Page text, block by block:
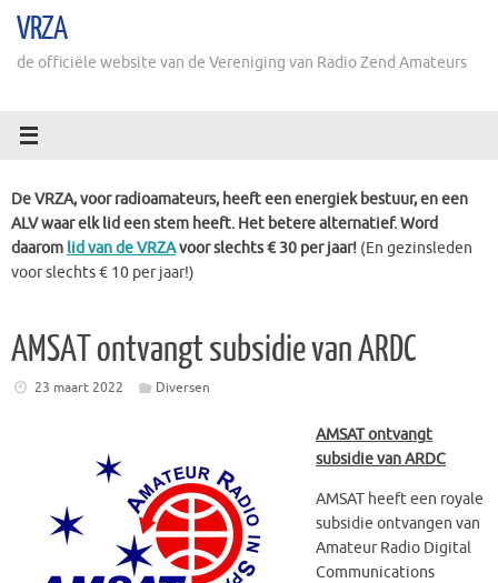
naarVRZA
de officiële website van de Vereniging van Radio Zend Amateurs
De VRZA, voor radioamateurs, heeft een energiek bestuur, en een
ALV waar elk lid een stem heeft. Het betere alternatief. Word
daarom lid van de VRZAvoor slechts € 30 per jaar! (En gezinsleden
voor slechts € 10 per jaar!)
AMSAT ontvangt subsidie ​​van ARDC
23 maart 2022 Diversen
AMSAT ontvangt
subsidie ​​van ARDC
AMSAT heeft een royale
subsidie ​​ontvangen van
Amateur Radio Digital
Communications